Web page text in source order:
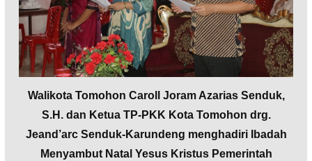
Walikota Tomohon Caroll Joram Azarias Senduk,
S.H. dan Ketua TP-PKK Kota Tomohon drg.
Jeand’arc Senduk-Karundeng menghadiri Ibadah
Menyambut Natal Yesus Kristus Pemerintah